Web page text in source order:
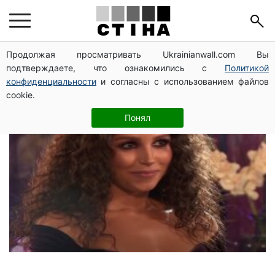
Продолжая просматривать Ukrainianwall.com Вы
подтверждаете, что ознакомились с Политикой
конфиденциальности и согласны с использованием файлов
cookie.
Понял
Анна Богдан